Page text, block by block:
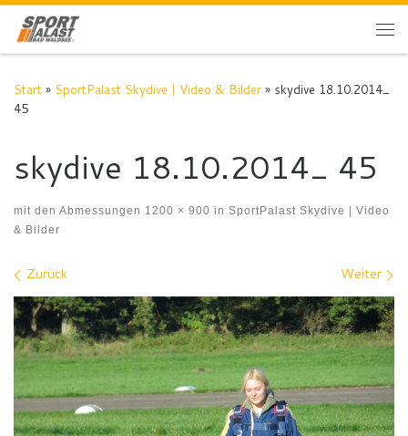
Zum Inhalt springen
Start » SportPalast Skydive | Video & Bilder » skydive 18.10.2014_
45
skydive 18.10.2014_ 45
mit den Abmessungen 1200 × 900 in SportPalast Skydive | Video
& Bilder
Bilder Navigation
Zurück Weiter